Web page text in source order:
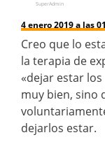
SuperAdmin
4 enero 2019 a las
Creo que lo
la terapia de
«dejar estar
muy bien, sino
dejarlos estar.